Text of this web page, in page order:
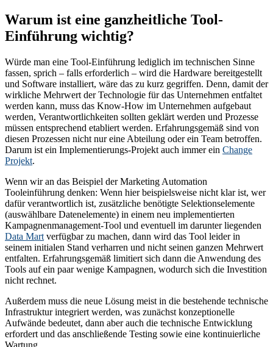
Warum ist eine ganzheitliche Tool-
Einführung wichtig?
Würde man eine Tool-Einführung lediglich im technischen Sinne
fassen, sprich – falls erforderlich – wird die Hardware bereitgestellt
und Software installiert, wäre das zu kurz gegriffen. Denn, damit der
wirkliche Mehrwert der Technologie für das Unternehmen entfaltet
werden kann, muss das Know-How im Unternehmen aufgebaut
werden, Verantwortlichkeiten sollten geklärt werden und Prozesse
müssen entsprechend etabliert werden. Erfahrungsgemäß sind von
diesen Prozessen nicht nur eine Abteilung oder ein Team betroffen.
Darum ist ein Implementierungs-Projekt auch immer ein Change
Projekt.
Wenn wir an das Beispiel der Marketing Automation
Tooleinführung denken: Wenn hier beispielsweise nicht klar ist, wer
dafür verantwortlich ist, zusätzliche benötigte Selektionselemente
(auswählbare Datenelemente) in einem neu implementierten
Kampagnenmanagement-Tool und eventuell im darunter liegenden
Data Mart verfügbar zu machen, dann wird das Tool leider in
seinem initialen Stand verharren und nicht seinen ganzen Mehrwert
entfalten. Erfahrungsgemäß limitiert sich dann die Anwendung des
Tools auf ein paar wenige Kampagnen, wodurch sich die Investition
nicht rechnet.
Außerdem muss die neue Lösung meist in die bestehende technische
Infrastruktur integriert werden, was zunächst konzeptionelle
Aufwände bedeutet, dann aber auch die technische Entwicklung
erfordert und das anschließende Testing sowie eine kontinuierliche
Wartung.